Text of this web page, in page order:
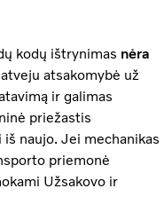
kodų ištrynimas nėra
atsakomybė už
ir galimas
priežastis
naujo. Jei mechanikas
priemonė
Užsakovo ir